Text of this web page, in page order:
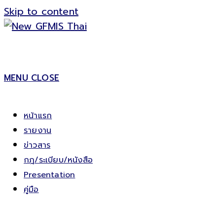
Skip to content
MENU CLOSE
หน้าแรก
รายงาน
ข่าวสาร
กฎ/ระเบียบ/หนังสือ
Presentation
คู่มือ